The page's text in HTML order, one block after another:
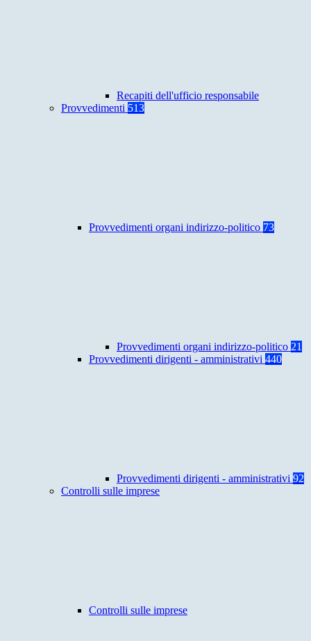
Recapiti dell'ufficio responsabile
Provvedimenti 513
Provvedimenti organi indirizzo-politico 73
Provvedimenti organi indirizzo-politico 21
Provvedimenti dirigenti - amministrativi 440
Provvedimenti dirigenti - amministrativi 92
Controlli sulle imprese
Controlli sulle imprese